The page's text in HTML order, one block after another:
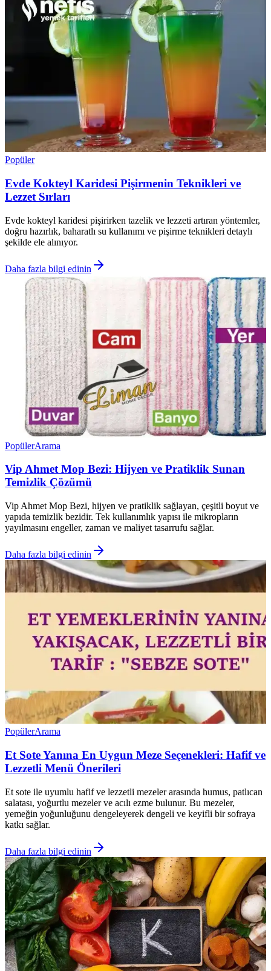
Popüler
Evde Kokteyl Karidesi Pişirmenin Teknikleri ve
Lezzet Sırları
Evde kokteyl karidesi pişirirken tazelik ve lezzeti artıran yöntemler,
doğru hazırlık, baharatlı su kullanımı ve pişirme teknikleri detaylı
şekilde ele alınıyor.
Daha fazla bilgi edinin
PopülerArama
Vip Ahmet Mop Bezi: Hijyen ve Pratiklik Sunan
Temizlik Çözümü
Vip Ahmet Mop Bezi, hijyen ve pratiklik sağlayan, çeşitli boyut ve
yapıda temizlik bezidir. Tek kullanımlık yapısı ile mikropların
yayılmasını engeller, zaman ve maliyet tasarrufu sağlar.
Daha fazla bilgi edinin
PopülerArama
Et Sote Yanına En Uygun Meze Seçenekleri: Hafif ve
Lezzetli Menü Önerileri
Et sote ile uyumlu hafif ve lezzetli mezeler arasında humus, patlıcan
salatası, yoğurtlu mezeler ve acılı ezme bulunur. Bu mezeler,
yemeğin yoğunluğunu dengeleyerek dengeli ve keyifli bir sofraya
katkı sağlar.
Daha fazla bilgi edinin